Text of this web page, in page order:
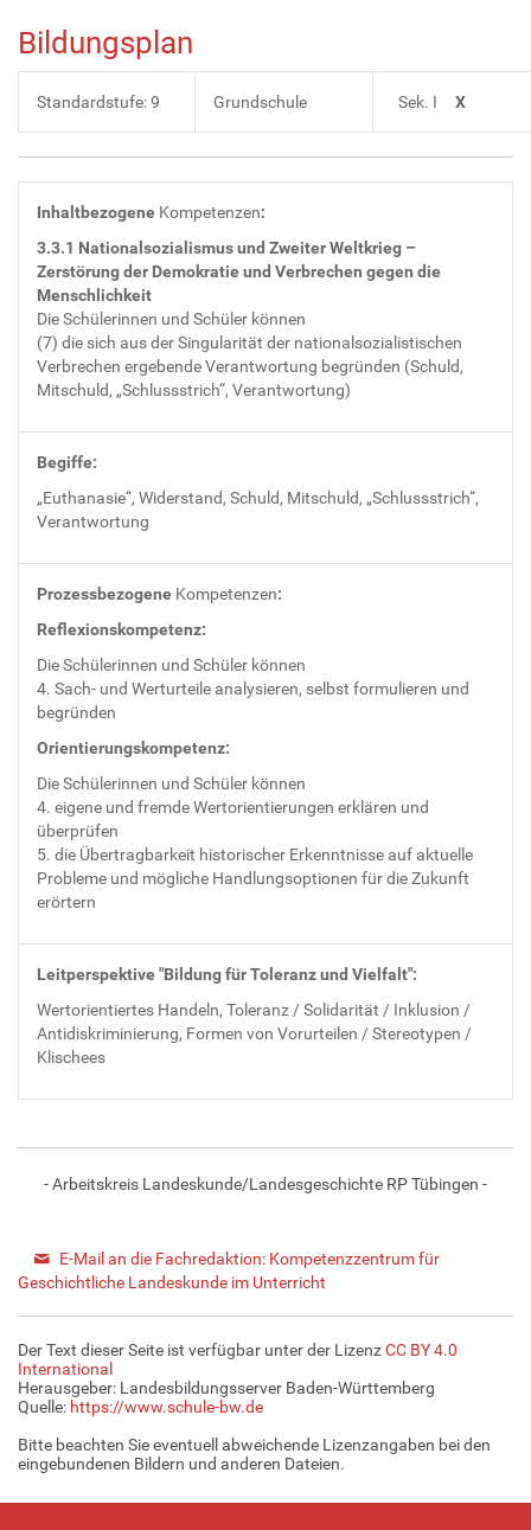
Bildungsplan
Standardstufe: 9 Grundschule Sek. I X
Inhaltbezogene Kompetenzen:
3.3.1 Nationalsozialismus und Zweiter Weltkrieg –
Zerstörung der Demokratie und Verbrechen gegen die
Menschlichkeit
Die Schülerinnen und Schüler können
(7) die sich aus der Singularität der nationalsozialistischen
Verbrechen ergebende Verantwortung begründen (Schuld,
Mitschuld, „Schlussstrich“, Verantwortung)
Begiffe:
„Euthanasie“, Widerstand, Schuld, Mitschuld, „Schlussstrich“,
Verantwortung
Prozessbezogene Kompetenzen:
Reflexionskompetenz:
Die Schülerinnen und Schüler können
4. Sach- und Werturteile analysieren, selbst formulieren und
begründen
Orientierungskompetenz:
Die Schülerinnen und Schüler können
4. eigene und fremde Wertorientierungen erklären und
überprüfen
5. die Übertragbarkeit historischer Erkenntnisse auf aktuelle
Probleme und mögliche Handlungsoptionen für die Zukunft
erörtern
Leitperspektive "Bildung für Toleranz und Vielfalt":
Wertorientiertes Handeln, Toleranz / Solidarität / Inklusion /
Antidiskriminierung, Formen von Vorurteilen / Stereotypen /
Klischees
- Arbeitskreis Landeskunde/Landesgeschichte RP Tübingen -
E-Mail an die Fachredaktion: Kompetenzzentrum für
Geschichtliche Landeskunde im Unterricht
Der Text dieser Seite ist verfügbar unter der LizenzCC BY 4.0
International
Herausgeber: Landesbildungsserver Baden-Württemberg
Quelle: https://www.schule-bw.de
Bitte beachten Sie eventuell abweichende Lizenzangaben bei den
eingebundenen Bildern und anderen Dateien.